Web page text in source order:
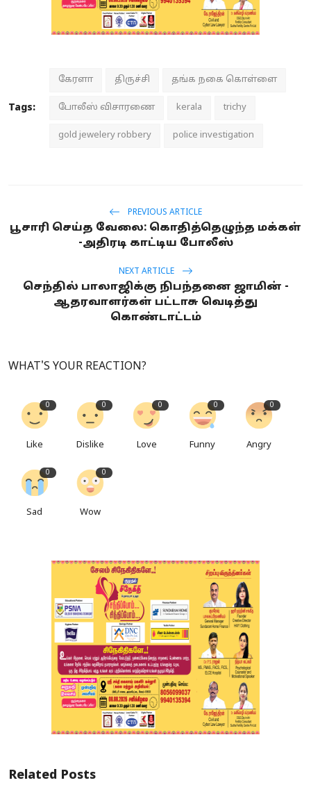
Tags:
கேரளா திருச்சி தங்க நகை கொள்ளை
போலீஸ் விசாரணை kerala trichy
gold jewelery robbery police investigation
PREVIOUS ARTICLE
பூசாரி செய்த வேலை: கொதித்தெழுந்த மக்கள்
-அதிரடி காட்டிய போலீஸ்
NEXT ARTICLE
செந்தில் பாலாஜிக்கு நிபந்தனை ஜாமின் -
ஆதரவாளர்கள் பட்டாசு வெடித்து
கொண்டாட்டம்
WHAT'S YOUR REACTION?
0
Like
0
Dislike
0
Love
0
Funny
0
Angry
0
Sad
0
Wow
Related Posts